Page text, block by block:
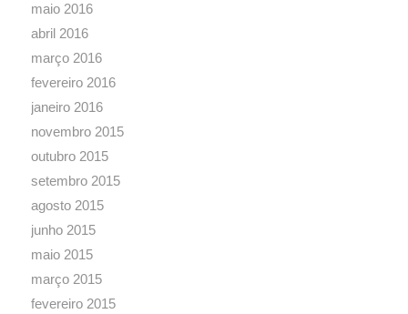
maio 2016
abril 2016
março 2016
fevereiro 2016
janeiro 2016
novembro 2015
outubro 2015
setembro 2015
agosto 2015
junho 2015
maio 2015
março 2015
fevereiro 2015